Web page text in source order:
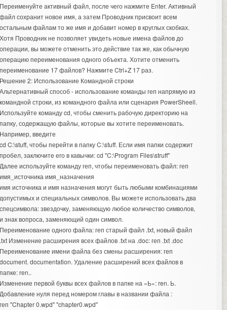
активный файл, после чего нажмите Enter. Активный
сохранит новое имя, а затем Проводник присвоит всем
файлам то же имя и добавит номер в круглых скобках.
Проводник не позволяет увидеть новые имена файлов до
вы можете отменить это действие так же, как обычную
переименования одного объекта. Хотите отменить
17 файлов? Нажмите Ctrl+Z 17 раз.
2: Использование Командной строки
способ - использование команды геп напрямую из
строки, из командного файла или сценария PowerSheell.
команду cd, чтобы сменить рабочую директорию на
содержащую файлы, которые вы хотите переименовать.
введите
C:\stuff, чтобы перейти в папку C:\stuff. Если имя папки содержит
заключите его в кавычки: cd "C:\Program Files\struff"
используйте команду геп, чтобы переименовать файл: геп
имя_назначения
источника и имя назначения могут быть любыми комбинациями
и специальных символов. Вы можете использовать два
звездочку, заменяющую любое количество символов,
знак вопроса, заменяющий один символ.
одного файла: геп старый файл .txt, новый файл
Изменение расширения всех файлов .txt на .doc: геп .txt .doc
имени файла без смены расширения: геп
documentation. Удаление расширений всех файлов в
rеn..
первой буквы всех файлов в папке на «Ь»: ren. Ь.
нуля перед номером главы в названии файла :
"Chapter 0.wpd" "chapter0.wpd"